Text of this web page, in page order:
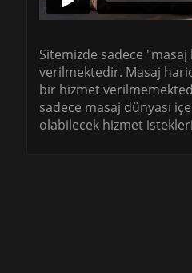
Sitemizde sadece
verilmektedir. Masaj
bir hizmet
sadece masaj dünyası
olabilecek hizmet